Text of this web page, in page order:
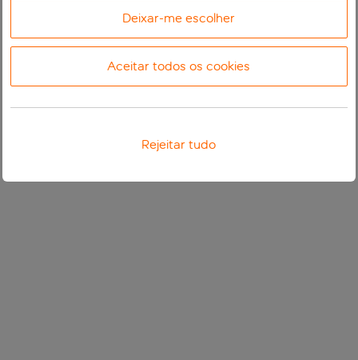
Deixar-me escolher
Aceitar todos os cookies
Rejeitar tudo